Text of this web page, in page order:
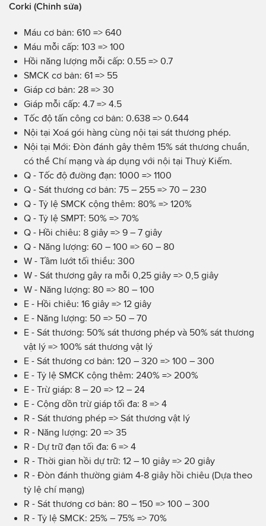
Corki (Chỉnh sửa)
Máu cơ bản: 610 => 640
Máu mỗi cấp: 103 => 100
Hồi năng lượng mỗi cấp: 0.55 => 0.7
SMCK cơ bản: 61 => 55
Giáp cơ bản: 28 => 30
Giáp mỗi cấp: 4.7 => 4.5
Tốc độ tấn công cơ bản: 0.638 => 0.644
Nội tại Xoá gói hàng cùng nội tại sát thương phép.
Nội tại Mới: Đòn đánh gây thêm 15% sát thương chuẩn,
có thể Chí mạng và áp dụng với nội tại Thuỷ Kiếm.
Q - Tốc độ đường đạn: 1000 => 1100
Q - Sát thương cơ bản: 75 – 255 => 70 – 230
Q - Tỷ lệ SMCK cộng thêm: 80% => 120%
Q - Tỷ lệ SMPT: 50% => 70%
Q - Hồi chiêu: 8 giây => 9 – 7 giây
Q - Năng lượng: 60 – 100 => 60 – 80
W - Tầm lướt tối thiểu: 300
W - Sát thương gây ra mỗi 0,25 giây => 0,5 giây
W - Năng lượng: 80 => 80 – 100
E - Hồi chiêu: 16 giây => 12 giây
E - Năng lượng: 50 => 50 – 70
E - Sát thương: 50% sát thương phép và 50% sát thương
vật lý => 100% sát thương vật lý
E - Sát thương cơ bản: 120 – 320 => 100 – 300
E - Tỷ lệ SMCK cộng thêm: 240% => 200%
E - Trừ giáp: 8 – 20 => 12 – 24
E - Cộng dồn trừ giáp tối đa: 8 => 4
R - Sát thương phép => Sát thương vật lý
R - Năng lượng: 20 => 35
R - Dự trữ đạn tối đa: 6 => 4
R - Thời gian hồi dự trữ: 12 – 10 giây => 20 giây
R - Đòn đánh thường giảm 4-8 giây hồi chiêu (Dựa theo
tỷ lệ chí mạng)
R - Sát thương cơ bản: 80 – 150 => 100 – 300
R - Tỷ lệ SMCK: 25% – 75% => 70%